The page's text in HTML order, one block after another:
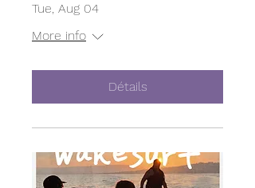
Tue, Aug 04
More info
Détails